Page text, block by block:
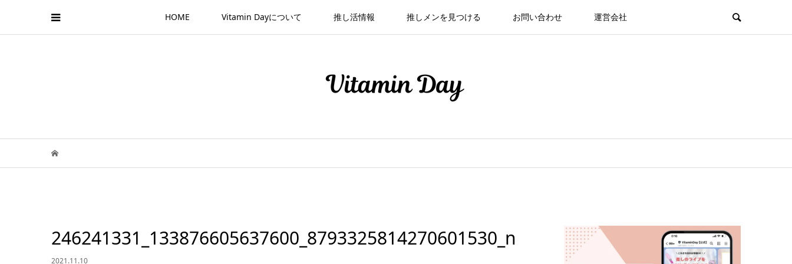
HOME Vitamin Dayについて 推し活情報 推しメンを見つける お問い合わせ 運営会社
246241331_133876605637600_8793325814270601530_n
2021.11.10